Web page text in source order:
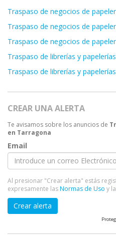
Traspaso de negocios de
Traspaso de negocios de
Traspaso de negocios de
Traspaso de librerías y papelerías
Traspaso de librerías y
CREAR UNA ALERTA
Te avisamos sobre los anuncios de
en Tarragona
Email
Al presionar "Crear alerta" estás
expresamente lasNormas de Uso y la
Crear alerta